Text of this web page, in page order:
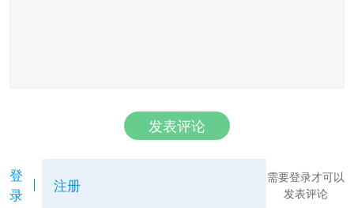
发表评论
登
录
注册
需要登录才可以
发表评论